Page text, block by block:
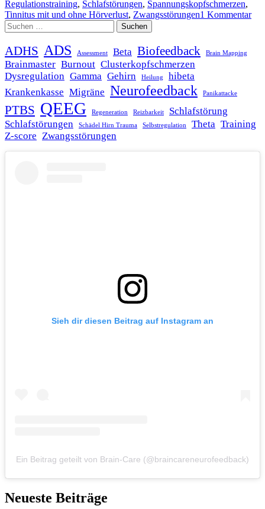
Regulationstraining, Schlafstörungen, Spannungskopfschmerzen,
Tinnitus mit und ohne Hörverlust, Zwangsstörungen1 Kommentar
Suchen
nach:
ADHS ADS Assessment Beta Biofeedback Brain Mapping
Brainmaster Burnout Clusterkopfschmerzen
Dysregulation Gamma Gehirn Heilung
hibeta
Krankenkasse Migräne Neurofeedback Panikattacke
PTBS QEEG Regeneration Reizbarkeit
Schlafstörung
Schlafstörungen
Schädel Hirn Trauma Selbstregulation Theta Training
Z-score Zwangsstörungen
Sieh dir diesen Beitrag auf Instagram an
Ein Beitrag geteilt von Brain-Care (@braincareneurofeedback)
Neueste Beiträge